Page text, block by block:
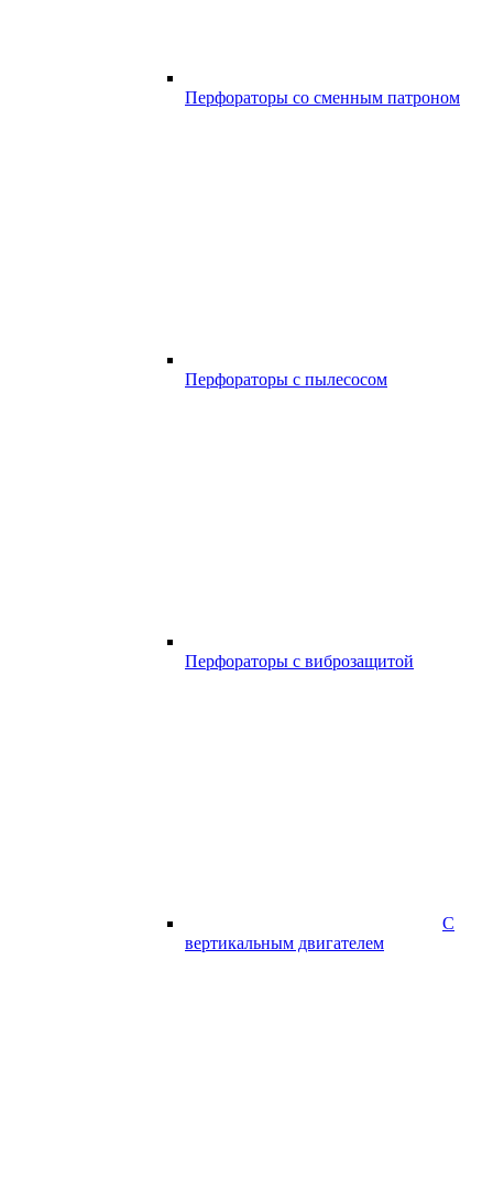
Перфораторы со сменным патроном
Перфораторы с пылесосом
Перфораторы с виброзащитой
С
вертикальным двигателем